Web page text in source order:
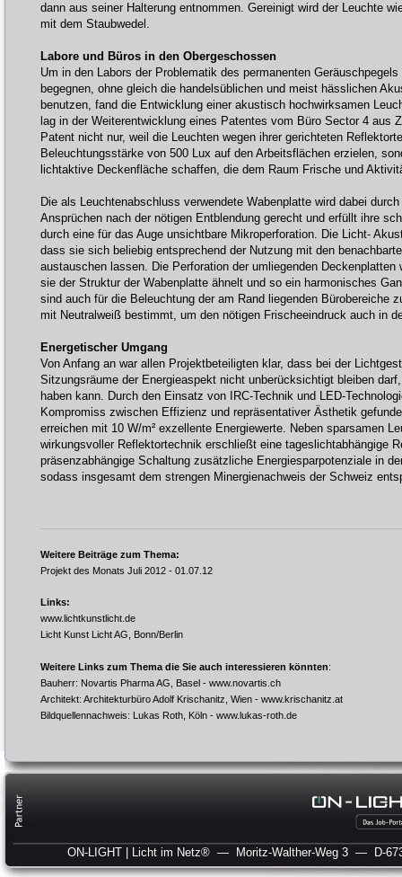
dann aus seiner Halterung entnommen. Gereinigt wird der Leuchte
mit dem Staubwedel.
Labore und Büros in den Obergeschossen
Um in den Labors der Problematik des permanenten
begegnen, ohne gleich die handelsüblichen und meist hässlichen
benutzen, fand die Entwicklung einer akustisch hochwirksamen
lag in der Weiterentwicklung eines Patentes vom Büro Sector 4 aus
Patent nicht nur, weil die Leuchten wegen ihrer gerichteten
Beleuchtungsstärke von 500 Lux auf den Arbeitsflächen erzielen,
lichtaktive Deckenfläche schaffen, die dem Raum Frische und
Die als Leuchtenabschluss verwendete Wabenplatte wird dabei
Ansprüchen nach der nötigen Entblendung gerecht und erfüllt ihre
durch eine für das Auge unsichtbare Mikroperforation. Die Licht-
dass sie sich beliebig entsprechend der Nutzung mit den
austauschen lassen. Die Perforation der umliegenden Deckenplatten
sie der Struktur der Wabenplatte ähnelt und so ein harmonisches
sind auch für die Beleuchtung der am Rand liegenden Bürobereiche
mit Neutralweiß bestimmt, um den nötigen Frischeeindruck auch in
Energetischer Umgang
Von Anfang an war allen Projektbeteiligten klar, dass bei der
Sitzungsräume der Energieaspekt nicht unberücksichtigt bleiben
haben kann. Durch den Einsatz von IRC-Technik und LED-
Kompromiss zwischen Effizienz und repräsentativer Ästhetik
erreichen mit 10 W/m² exzellente Energiewerte. Neben sparsamen
wirkungsvoller Reflektortechnik erschließt eine tageslichtabhängige
präsenzabhängige Schaltung zusätzliche Energiesparpotenziale in
sodass insgesamt dem strengen Minergienachweis der Schweiz
Weitere Beiträge zum Thema:
Projekt des Monats Juli 2012 - 01.07.12
Links:
www.lichtkunstlicht.de
Licht Kunst Licht AG, Bonn/Berlin
Weitere Links zum Thema die Sie auch interessieren könnten:
Bauherr: Novartis Pharma AG, Basel - www.novartis.ch
Architekt: Architekturbüro Adolf Krischanitz, Wien - www.krischanitz.at
Bildquellennachweis: Lukas Roth, Köln - www.lukas-roth.de
ON-LIGHT | Licht im Netz® — Moritz-Walther-Weg 3 — D-